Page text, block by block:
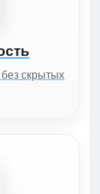
скрытых